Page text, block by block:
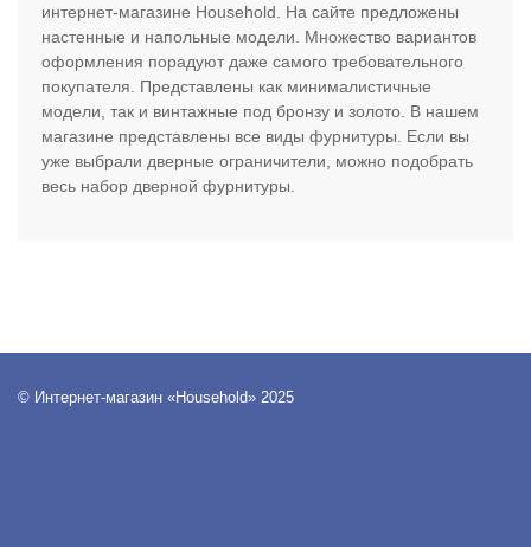
интернет-магазине Household. На сайте предложены
настенные и напольные модели. Множество вариантов
оформления порадуют даже самого требовательного
покупателя. Представлены как минималистичные
модели, так и винтажные под бронзу и золото. В нашем
магазине представлены все виды фурнитуры. Если вы
уже выбрали дверные ограничители, можно подобрать
весь набор дверной фурнитуры.
© Интернет-магазин «Household» 2025